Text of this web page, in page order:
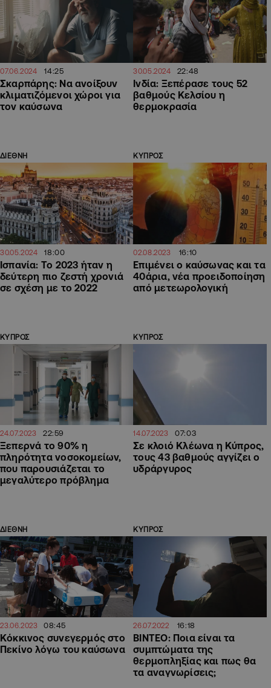
07.06.2024 14:25
Σκαρπάρης: Να ανοίξουν
κλιματιζόμενοι χώροι για
τον καύσωνα
30.05.2024 22:48
Ινδία: Ξεπέρασε τους 52
βαθμούς Κελσίου η
θερμοκρασία
ΔΙΕΘΝΗ
30.05.2024 18:00
Ισπανία: Το 2023 ήταν η
δεύτερη πιο ζεστή χρονιά
σε σχέση με το 2022
ΚΥΠΡΟΣ
02.08.2023 16:10
Επιμένει ο καύσωνας και τα
40άρια, νέα προειδοποίηση
από μετεωρολογική
ΚΥΠΡΟΣ
24.07.2023 22:59
Ξεπερνά το 90% η
πληρότητα νοσοκομείων,
που παρουσιάζεται το
μεγαλύτερο πρόβλημα
ΚΥΠΡΟΣ
14.07.2023 07:03
Σε κλοιό Κλέωνα η Κύπρος,
τους 43 βαθμούς αγγίζει ο
υδράργυρος
ΔΙΕΘΝΗ
23.06.2023 08:45
Κόκκινος συνεγερμός στο
Πεκίνο λόγω του καύσωνα
ΚΥΠΡΟΣ
26.07.2022 16:18
BINTEO: Ποια είναι τα
συμπτώματα της
θερμοπληξίας και πως θα
τα αναγνωρίσεις;